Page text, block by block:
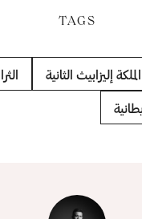
TAGS
الملكة إليزابيث الثانية